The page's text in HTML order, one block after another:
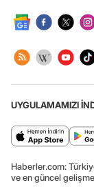
UYGULAMAMIZI
Haberler.com:
ve en güncel